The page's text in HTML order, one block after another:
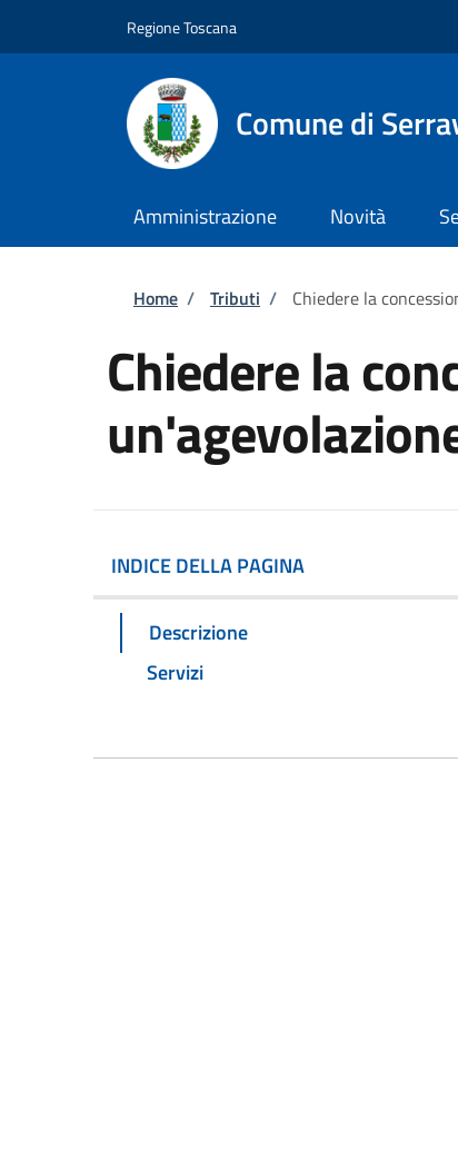
Regione Toscana
Comune di
Amministrazione Novità
Briciole di pane
Home / Tributi / Chiedere la
Chiedere la
INDICE DELLA PAGINA
Descrizione
Servizi